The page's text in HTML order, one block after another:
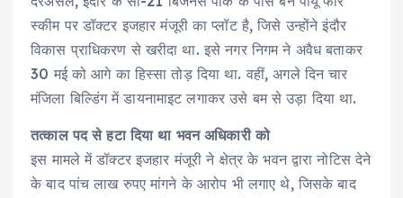
स्कीम पर डॉक्टर इजहार मंजूरी का प्लॉट है, जिसे उन्होंने इंदौर
विकास प्राधिकरण से खरीदा था. इसे नगर निगम ने अवैध बताकर
30 मई को आगे का हिस्सा तोड़ दिया था. वहीं, अगले दिन चार
मंजिला बिल्डिंग में डायनामाइट लगाकर उसे बम से उड़ा दिया था.
तत्काल पद से हटा दिया था भवन अधिकारी को
इस मामले में डॉक्टर इजहार मंजूरी ने क्षेत्र के भवन द्वारा नोटिस देने
के बाद पांच लाख रुपए मांगने के आरोप भी लगाए थे, जिसके बाद